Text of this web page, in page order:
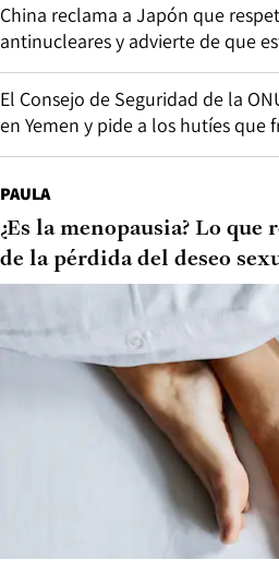
China reclama a Japón que
antinucleares y advierte de que
El Consejo de Seguridad de la
en Yemen y pide a los hutíes que
PAULA
¿Es la menopausia? Lo
de la pérdida del deseo